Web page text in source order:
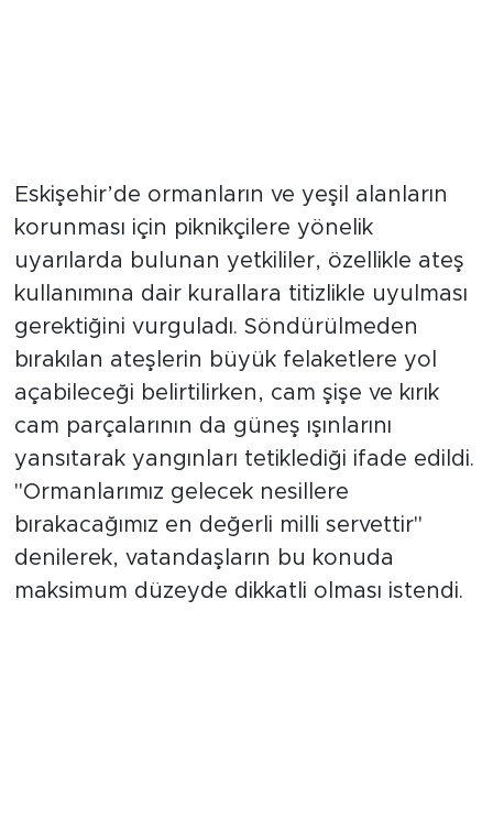
Eskişehir’de ormanların ve yeşil alanların
korunması için piknikçilere yönelik
uyarılarda bulunan yetkililer, özellikle ateş
kullanımına dair kurallara titizlikle uyulması
gerektiğini vurguladı. Söndürülmeden
bırakılan ateşlerin büyük felaketlere yol
açabileceği belirtilirken, cam şişe ve kırık
cam parçalarının da güneş ışınlarını
yansıtarak yangınları tetiklediği ifade edildi.
"Ormanlarımız gelecek nesillere
bırakacağımız en değerli milli servettir"
denilerek, vatandaşların bu konuda
maksimum düzeyde dikkatli olması istendi.